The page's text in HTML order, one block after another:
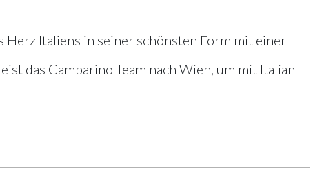
Italiens in seiner schönsten Form mit einer
das Camparino Team nach Wien, um mit Italian